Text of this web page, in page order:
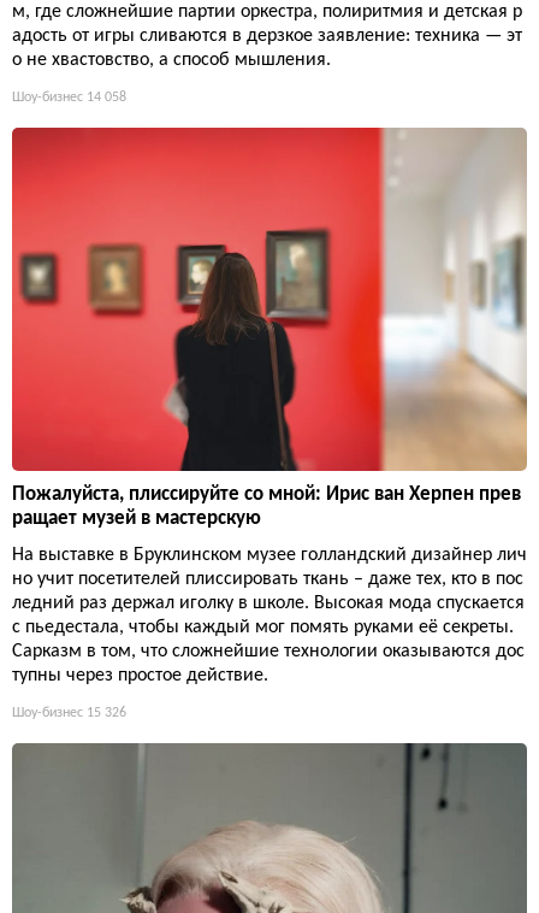
м, где сложнейшие партии оркестра, полиритмия и детская р
адость от игры сливаются в дерзкое заявление: техника — эт
о не хвастовство, а способ мышления.
Шоу-бизнес 14 058
Пожалуйста, плиссируйте со мной: Ирис ван Херпен прев
ращает музей в мастерскую
На выставке в Бруклинском музее голландский дизайнер лич
но учит посетителей плиссировать ткань – даже тех, кто в пос
ледний раз держал иголку в школе. Высокая мода спускается
с пьедестала, чтобы каждый мог помять руками её секреты.
Сарказм в том, что сложнейшие технологии оказываются дос
тупны через простое действие.
Шоу-бизнес 15 326